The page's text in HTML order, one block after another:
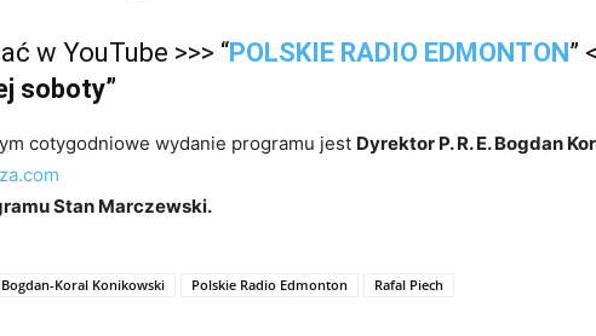
w YouTube >>> “POLSKIE RADIO EDMONTON ”
soboty”
cotygodniowe wydanie programu jest Dyrektor P. R. E. Bogdan
Stan Marczewski.
Bogdan-Koral Konikowski Polskie Radio Edmonton Rafal Piech